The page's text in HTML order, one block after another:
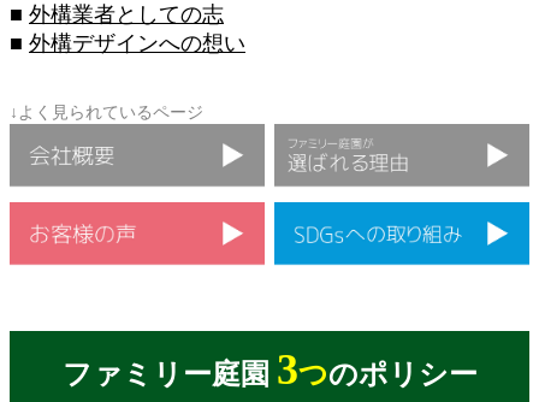
■ 外構業者としての志
■ 外構デザインへの想い
↓よく見られているページ
ファミリー庭園 3つのポリシー